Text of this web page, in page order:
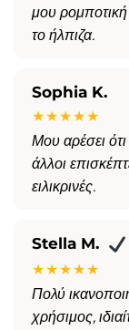
μου
το ήλπιζα.
Sophia K.
★★★★★
Μου αρέσει
άλλοι
ειλικρινές.
Stella M.
★★★★★
Πολύ
χρήσιμος,